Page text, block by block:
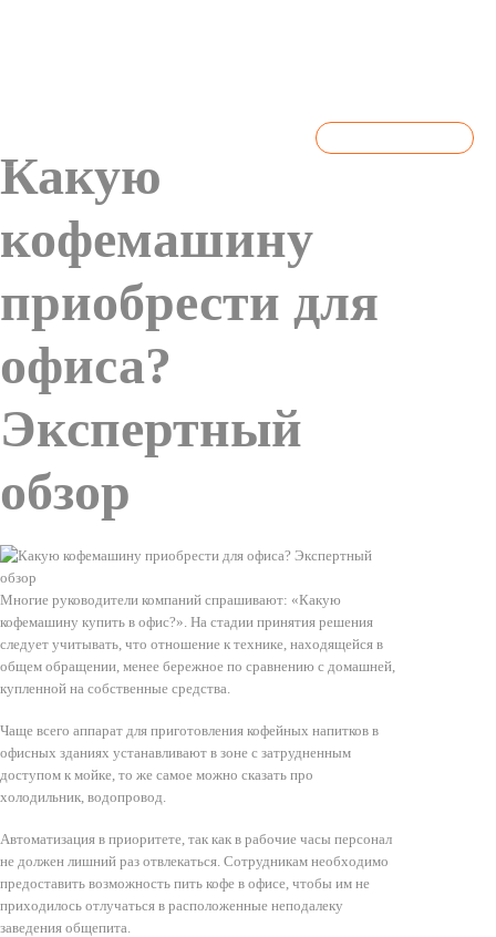
Какую
кофемашину
приобрести для
офиса?
Экспертный
обзор
Многие руководители компаний спрашивают: «Какую
кофемашину купить в офис?». На стадии принятия решения
следует учитывать, что отношение к технике, находящейся в
общем обращении, менее бережное по сравнению с домашней,
купленной на собственные средства.
Чаще всего аппарат для приготовления кофейных напитков в
офисных зданиях устанавливают в зоне с затрудненным
доступом к мойке, то же самое можно сказать про
холодильник, водопровод.
Автоматизация в приоритете, так как в рабочие часы персонал
не должен лишний раз отвлекаться. Сотрудникам необходимо
предоставить возможность пить кофе в офисе, чтобы им не
приходилось отлучаться в расположенные неподалеку
заведения общепита.